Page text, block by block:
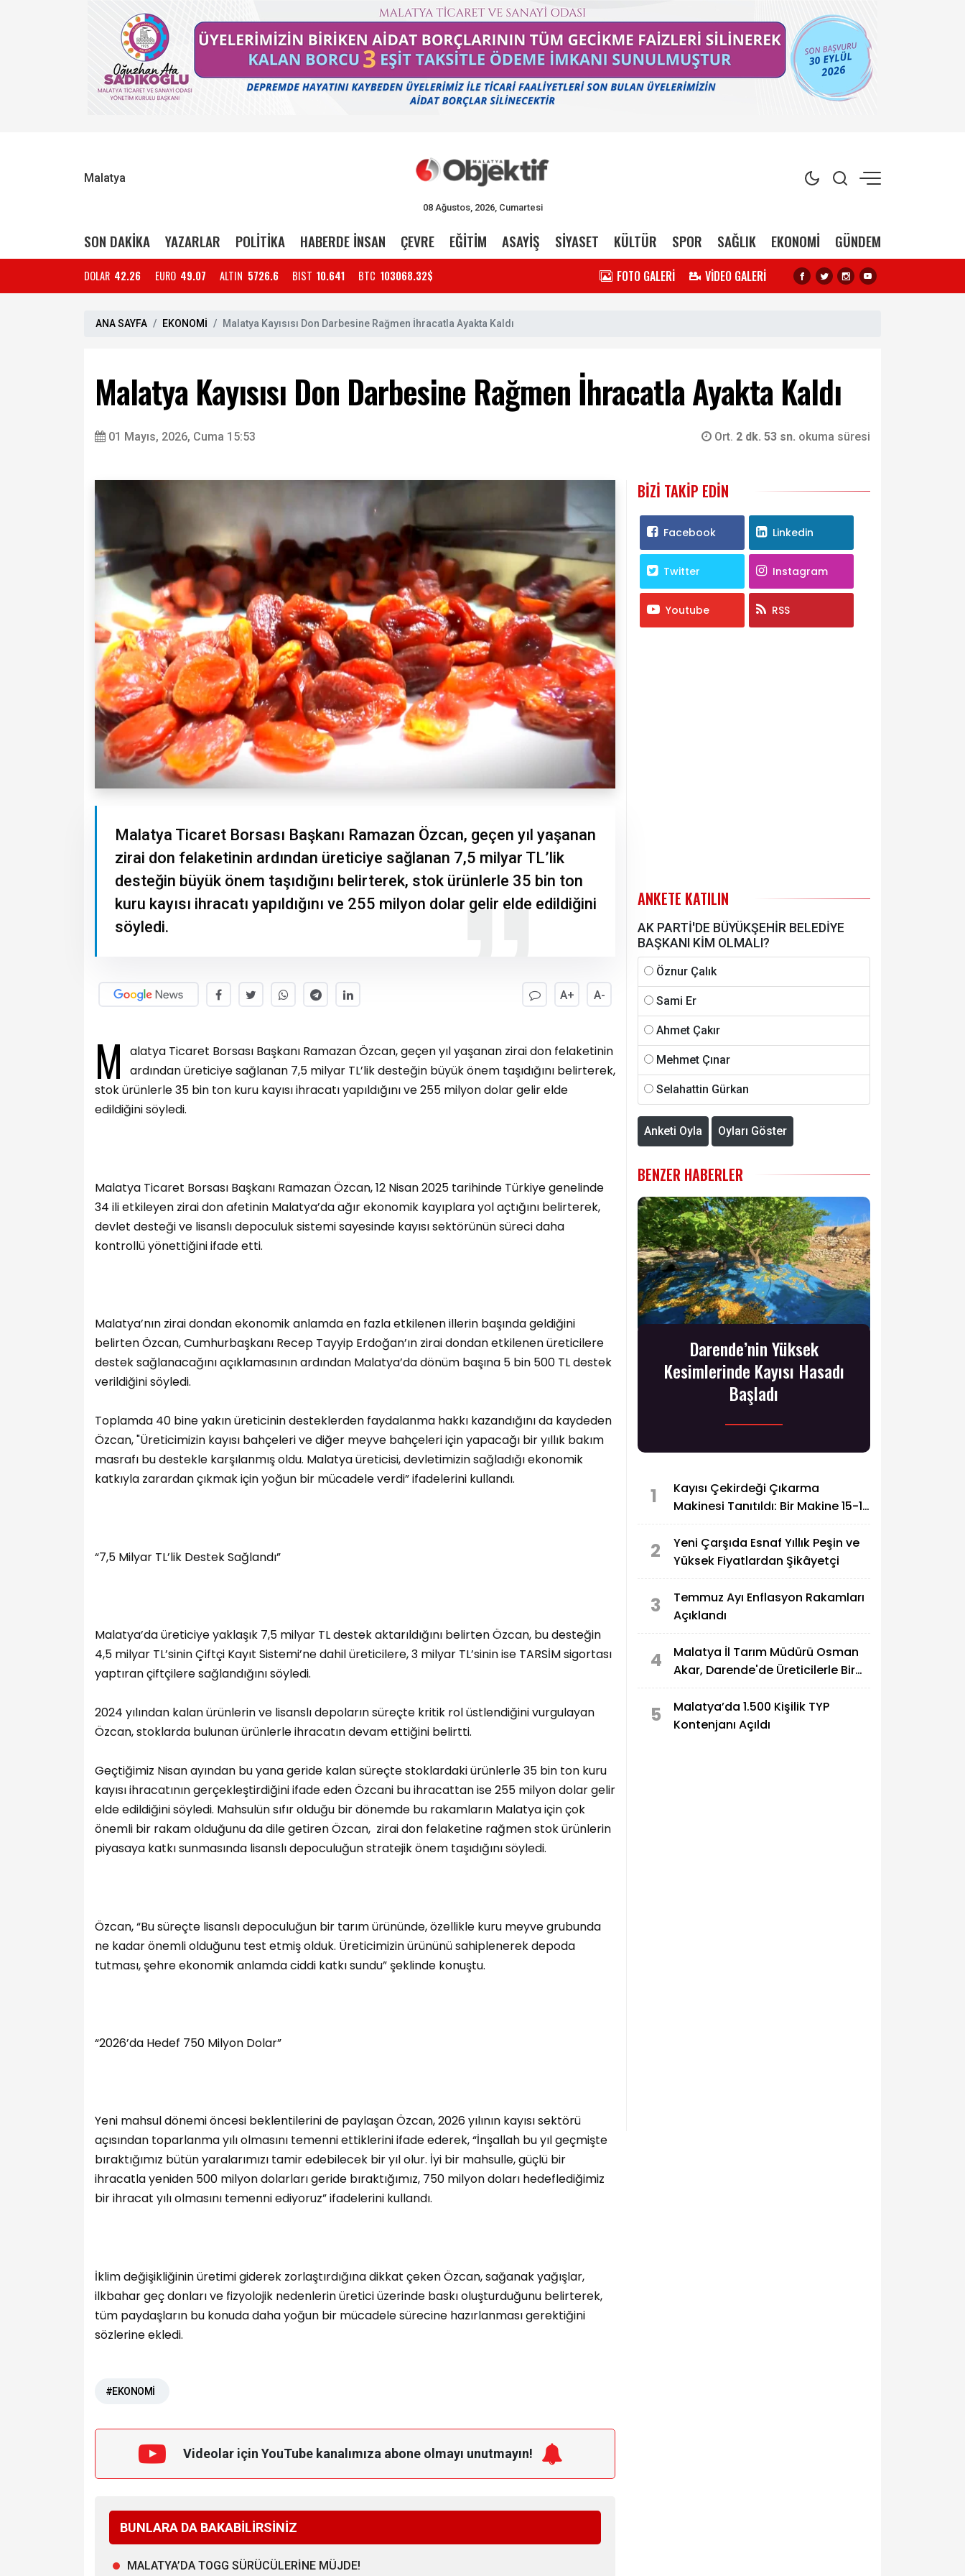
Malatya
08 Ağustos, 2026, Cumartesi
SON DAKİKA YAZARLAR POLİTİKA HABERDE İNSAN ÇEVRE EĞİTİM ASAYİŞ SİYASET KÜLTÜR SPOR SAĞLIK EKONOMİ GÜNDEM
DOLAR 42.26 EURO 49.07 ALTIN 5726.6 BIST 10.641 BTC 103068.32$ FOTO GALERİ VİDEO GALERİ
ANA SAYFA EKONOMİ Malatya Kayısısı Don Darbesine Rağmen İhracatla Ayakta Kaldı
Malatya Kayısısı Don Darbesine Rağmen İhracatla Ayakta Kaldı
01 Mayıs, 2026, Cuma 15:53 Ort. 2 dk. 53 sn. okuma süresi
Malatya Ticaret Borsası Başkanı Ramazan Özcan, geçen yıl yaşanan
zirai don felaketinin ardından üreticiye sağlanan 7,5 milyar TL’lik
desteğin büyük önem taşıdığını belirterek, stok ürünlerle 35 bin ton
kuru kayısı ihracatı yapıldığını ve 255 milyon dolar gelir elde edildiğini
söyledi.
A+ A-
M
alatya Ticaret Borsası Başkanı Ramazan Özcan, geçen yıl yaşanan zirai don felaketinin
ardından üreticiye sağlanan 7,5 milyar TL’lik desteğin büyük önem taşıdığını belirterek,
stok ürünlerle 35 bin ton kuru kayısı ihracatı yapıldığını ve 255 milyon dolar gelir elde
edildiğini söyledi.
Malatya Ticaret Borsası Başkanı Ramazan Özcan, 12 Nisan 2025 tarihinde Türkiye genelinde
34 ili etkileyen zirai don afetinin Malatya’da ağır ekonomik kayıplara yol açtığını belirterek,
devlet desteği ve lisanslı depoculuk sistemi sayesinde kayısı sektörünün süreci daha
kontrollü yönettiğini ifade etti.
Malatya’nın zirai dondan ekonomik anlamda en fazla etkilenen illerin başında geldiğini
belirten Özcan, Cumhurbaşkanı Recep Tayyip Erdoğan’ın zirai dondan etkilenen üreticilere
destek sağlanacağını açıklamasının ardından Malatya’da dönüm başına 5 bin 500 TL destek
verildiğini söyledi.
Toplamda 40 bine yakın üreticinin desteklerden faydalanma hakkı kazandığını da kaydeden
Özcan, "Üreticimizin kayısı bahçeleri ve diğer meyve bahçeleri için yapacağı bir yıllık bakım
masrafı bu destekle karşılanmış oldu. Malatya üreticisi, devletimizin sağladığı ekonomik
katkıyla zarardan çıkmak için yoğun bir mücadele verdi” ifadelerini kullandı.
“7,5 Milyar TL’lik Destek Sağlandı”
Malatya’da üreticiye yaklaşık 7,5 milyar TL destek aktarıldığını belirten Özcan, bu desteğin
4,5 milyar TL’sinin Çiftçi Kayıt Sistemi’ne dahil üreticilere, 3 milyar TL’sinin ise TARSİM sigortası
yaptıran çiftçilere sağlandığını söyledi.
2024 yılından kalan ürünlerin ve lisanslı depoların süreçte kritik rol üstlendiğini vurgulayan
Özcan, stoklarda bulunan ürünlerle ihracatın devam ettiğini belirtti.
Geçtiğimiz Nisan ayından bu yana geride kalan süreçte stoklardaki ürünlerle 35 bin ton kuru
kayısı ihracatının gerçekleştirdiğini ifade eden Özcani bu ihracattan ise 255 milyon dolar gelir
elde edildiğini söyledi. Mahsulün sıfır olduğu bir dönemde bu rakamların Malatya için çok
önemli bir rakam olduğunu da dile getiren Özcan, zirai don felaketine rağmen stok ürünlerin
piyasaya katkı sunmasında lisanslı depoculuğun stratejik önem taşıdığını söyledi.
Özcan, “Bu süreçte lisanslı depoculuğun bir tarım ürününde, özellikle kuru meyve grubunda
ne kadar önemli olduğunu test etmiş olduk. Üreticimizin ürününü sahiplenerek depoda
tutması, şehre ekonomik anlamda ciddi katkı sundu” şeklinde konuştu.
“2026’da Hedef 750 Milyon Dolar”
Yeni mahsul dönemi öncesi beklentilerini de paylaşan Özcan, 2026 yılının kayısı sektörü
açısından toparlanma yılı olmasını temenni ettiklerini ifade ederek, “İnşallah bu yıl geçmişte
bıraktığımız bütün yaralarımızı tamir edebilecek bir yıl olur. İyi bir mahsulle, güçlü bir
ihracatla yeniden 500 milyon dolarları geride bıraktığımız, 750 milyon doları hedeflediğimiz
bir ihracat yılı olmasını temenni ediyoruz” ifadelerini kullandı.
İklim değişikliğinin üretimi giderek zorlaştırdığına dikkat çeken Özcan, sağanak yağışlar,
ilkbahar geç donları ve fizyolojik nedenlerin üretici üzerinde baskı oluşturduğunu belirterek,
tüm paydaşların bu konuda daha yoğun bir mücadele sürecine hazırlanması gerektiğini
sözlerine ekledi.
#EKONOMİ
Videolar için YouTube kanalımıza abone olmayı unutmayın!
BUNLARA DA BAKABİLİRSİNİZ
MALATYA’DA TOGG SÜRÜCÜLERİNE MÜJDE!
BIZI TAKIP EDIN
Facebook Linkedin
Twitter Instagram
Youtube RSS
ANKETE KATILIN
AK PARTİ'DE BÜYÜKŞEHİR BELEDİYE
BAŞKANI KİM OLMALI?
Öznur Çalık
Sami Er
Ahmet Çakır
Mehmet Çınar
Selahattin Gürkan
Anketi Oyla Oyları Göster
BENZER HABERLER
Darende’nin Yüksek
Kesimlerinde Kayısı Hasadı
Başladı
1
Kayısı Çekirdeği Çıkarma
Makinesi Tanıtıldı: Bir Makine 15-16
2
Yeni Çarşıda Esnaf Yıllık Peşin ve
Yüksek Fiyatlardan Şikâyetçi
3
Temmuz Ayı Enflasyon Rakamları
Açıklandı
4
Malatya İl Tarım Müdürü Osman
Akar, Darende'de Üreticilerle Bir
5
Malatya’da 1.500 Kişilik TYP
Kontenjanı Açıldı